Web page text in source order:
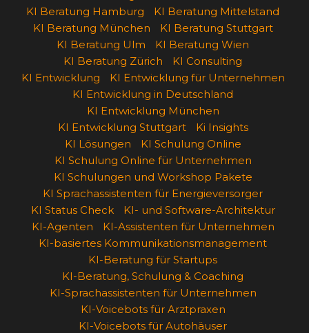
KI Beratung Hamburg
KI Beratung Mittelstand
KI Beratung München
KI Beratung Stuttgart
KI Beratung Ulm
KI Beratung Wien
KI Beratung Zürich
KI Consulting
KI Entwicklung
KI Entwicklung für Unternehmen
KI Entwicklung in Deutschland
KI Entwicklung München
KI Entwicklung Stuttgart
Ki Insights
KI Lösungen
KI Schulung Online
KI Schulung Online für Unternehmen
KI Schulungen und Workshop Pakete
KI Sprachassistenten für Energieversorger
KI Status Check
KI- und Software-Architektur
KI-Agenten
KI-Assistenten für Unternehmen
KI-basiertes Kommunikationsmanagement
KI-Beratung für Startups
KI-Beratung, Schulung & Coaching
KI-Sprachassistenten für Unternehmen
KI-Voicebots für Arztpraxen
KI-Voicebots für Autohäuser